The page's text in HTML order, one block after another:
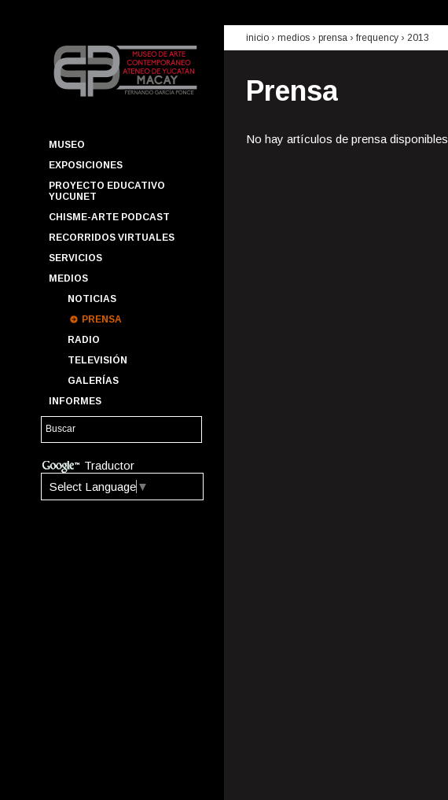
MUSEO
EXPOSICIONES
PROYECTO EDUCATIVO
YUCUNET
CHISME-ARTE PODCAST
RECORRIDOS VIRTUALES
SERVICIOS
MEDIOS
NOTICIAS
PRENSA
RADIO
TELEVISIÓN
GALERÍAS
INFORMES
Traductor
Select Language ▼
inicio › medios › prensa › frequency › 2013
Prensa
No hay artículos de prensa disponibles